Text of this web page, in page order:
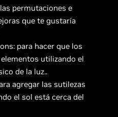
permutaciones e
que te gustaría
para hacer que los
utilizando el
de la luz..
agregar las sutilezas
el sol está cerca del